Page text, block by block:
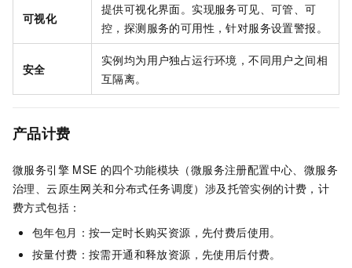
可视化
提供可视化界面。实现服务可见、可管、可
控，探测服务的可用性，针对服务设置警报。
安全
实例均为用户独占运行环境，不同用户之间相
互隔离。
产品计费
微服务引擎 MSE 的四个功能模块（微服务注册配置中心、微服务
治理、云原生网关和分布式任务调度）涉及托管实例的计费，计
费方式包括：
包年包月：按一定时长购买资源，先付费后使用。
按量付费：按需开通和释放资源，先使用后付费。